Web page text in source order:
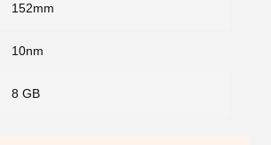
152mm
10nm
8 GB